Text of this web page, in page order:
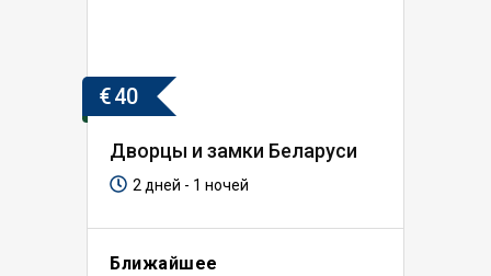
€40
Дворцы и замки Беларуси
2 дней - 1 ночей
Ближайшее